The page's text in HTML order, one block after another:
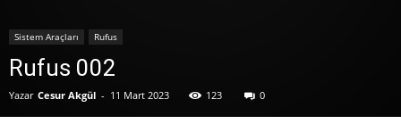
Sistem Araçları Rufus
Rufus 002
Yazar Cesur Akgül - 11 Mart 2023 123 0